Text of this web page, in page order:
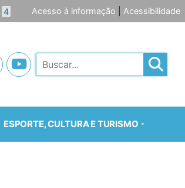
4 Acesso à informação Acessibilidade
Pesquisar
ESPORTE, CULTURA E TURISMO